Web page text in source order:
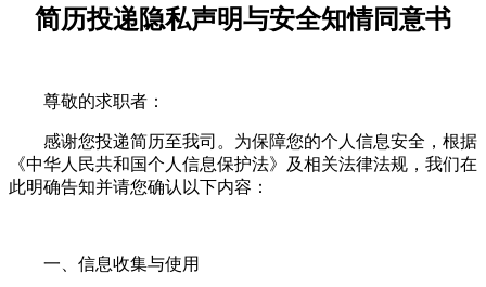
简历投递隐私声明与安全知情同意书
尊敬的求职者：
感谢您投递简历至我司。为保障您的个人信息安全，根据
《中华人民共和国个人信息保护法》及相关法律法规，我们在
此明确告知并请您确认以下内容：
一、信息收集与使用